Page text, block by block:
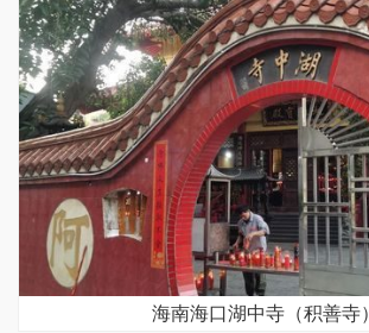
海南海口湖中寺（积善寺）